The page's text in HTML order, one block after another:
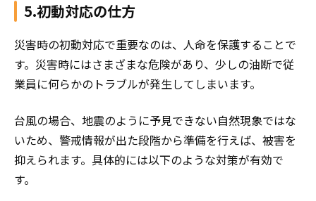
5.初動対応の仕方
災害時の初動対応で重要なのは、人命を保護することで
す。災害時にはさまざまな危険があり、少しの油断で従
業員に何らかのトラブルが発生してしまいます。
台風の場合、地震のように予見できない自然現象ではな
いため、警戒情報が出た段階から準備を行えば、被害を
抑えられます。具体的には以下のような対策が有効で
す。